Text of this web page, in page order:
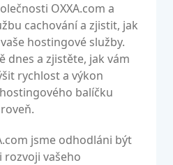
OXXA.com a
cachování a zjistit, jak
hostingové služby.
dnes a zjistěte, jak vám
rychlost a výkon
balíčku
jsme odhodláni být
vašeho